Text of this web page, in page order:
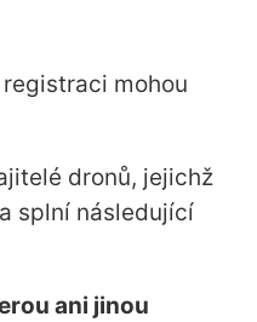
mohou
dronů, jejichž
a splní následující
ani jinou